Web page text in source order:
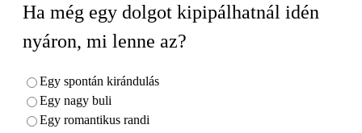
Ha még egy dolgot kipipálhatnál idén
nyáron, mi lenne az?
Egy spontán kirándulás
Egy nagy buli
Egy romantikus randi